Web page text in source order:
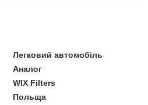
Легковий автомобіль
Аналог
WIX Filters
Польща